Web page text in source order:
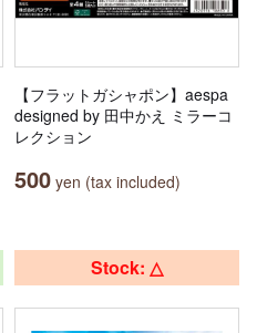
【フラットガシャポン】aespa
designed by 田中かえ ミラーコ
レクション
500 yen (tax included)
Stock: △